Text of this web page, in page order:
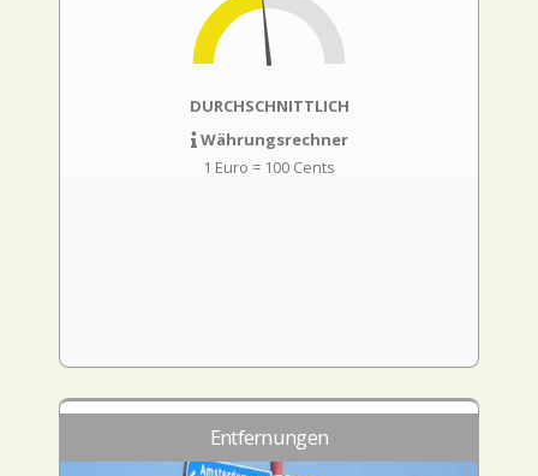
DURCHSCHNITTLICH
Währungsrechner
1 Euro = 100 Cents
Entfernungen